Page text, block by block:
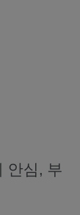
안심, 부